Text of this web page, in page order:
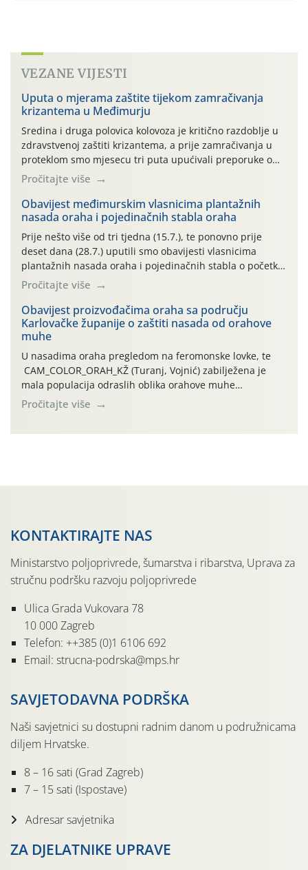
VEZANE VIJESTI
Uputa o mjerama zaštite tijekom zamračivanja
krizantema u Međimurju
Sredina i druga polovica kolovoza je kritično razdoblje u
zdravstvenoj zaštiti krizantema, a prije zamračivanja u
proteklom smo mjesecu tri puta upućivali preporuke o
preventivnim mjerama zaštite krizantema od najčešćih
uzročnika bolesti, štetnika i fito-fagnih grinja (23.7., 14.7.,
06.7.)! Na početku ovog mjeseca je zabilježeno je
povijesno i ekstremno vruće meteorološko razdoblje, uz
najviše temperature […]
Pročitajte više
Obavijest međimurskim vlasnicima plantažnih
nasada oraha i pojedinačnih stabla oraha
Prije nešto više od tri tjedna (15.7.), te ponovno prije
deset dana (28.7.) uputili smo obavijesti vlasnicima
plantažnih nasada oraha i pojedinačnih stabla o početku
leta i ovogodišnjoj potrebi usmjerenog suzbijanja
orahove muhe (Rhagoletis completa)! Već dvanaest dana
traje drugi ovogodišnji “toplinski udar”, koji naročito
izražen zadnja šest dana (31.7.-05.8.), jer najviše
temperature zraka svakodnevno […]
Pročitajte više
Obavijest proizvođačima oraha sa području
Karlovačke županije o zaštiti nasada od orahove
muhe
U nasadima oraha pregledom na feromonske lovke, te
CAM_COLOR_ORAH_KŽ (Turanj, Vojnić) zabilježena je
mala populacija odraslih oblika orahove muhe
(Rhagoletis completa). Niska brojnost može se objasniti
činjenicom da je riječ o mladim nasadima s vrlo malim
Pročitajte više
KONTAKTIRAJTE NAS
Ministarstvo poljoprivrede, šumarstva i ribarstva, Uprava za
stručnu podršku razvoju poljoprivrede
Ulica Grada Vukovara 78
10 000 Zagreb
Telefon: ++385 (0)1 6106 692
Email: strucna-podrska@mps.hr
SAVJETODAVNA PODRŠKA
Naši savjetnici su dostupni radnim danom u podružnicama
diljem Hrvatske.
8 – 16 sati (Grad Zagreb)
7 – 15 sati (Ispostave)
Adresar savjetnika
ZA DJELATNIKE UPRAVE